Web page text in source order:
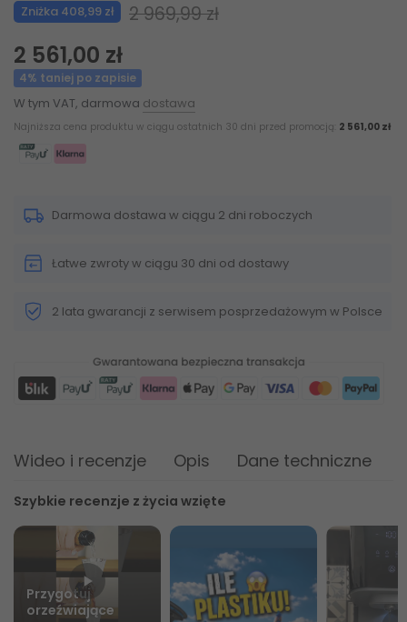
Zniżka 408,99 zł 2 969,99 zł
2 561,00 zł
4% taniej po zapisie
W tym VAT, darmowa dostawa
Najniższa cena produktu w ciągu ostatnich 30 dni przed promocją: 2 561,00 zł
Darmowa dostawa w ciągu 2 dni roboczych
Łatwe zwroty w ciągu 30 dni od dostawy
2 lata gwarancji z serwisem posprzedażowym w Polsce
Wideo i recenzje Opis Dane techniczne
Szybkie recenzje z życia wzięte
Przygotuj
orzeźwiające